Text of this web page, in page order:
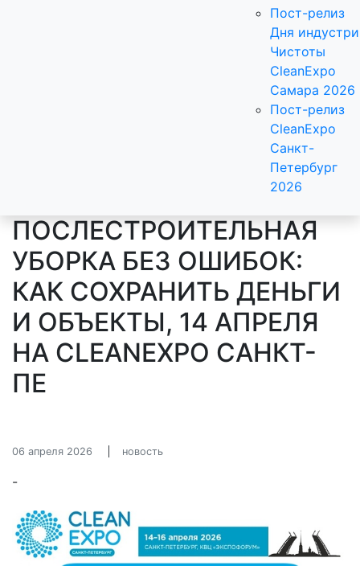
Пост-релиз
Дня
Чистоты
CleanExpo
Самара 2026
Пост-релиз
CleanExpo
Санкт-
Петербург
2026
ПОСЛЕСТРОИТЕЛЬНАЯ
УБОРКА БЕЗ ОШИБОК:
КАК СОХРАНИТЬ ДЕНЬГИ
И ОБЪЕКТЫ, 14 АПРЕЛЯ
НА CLEANEXPO САНКТ-
ПЕ
06 апреля 2026 новость
-